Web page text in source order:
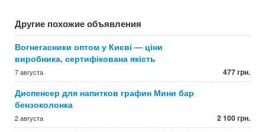
Другие похожие объявления
Вогнегасники оптом у Києві — ціни
виробника, сертифікована якість
7 августа 477 грн.
Диспенсер для напитков графин Мини бар
бензоколонка
2 августа 2 100 грн.